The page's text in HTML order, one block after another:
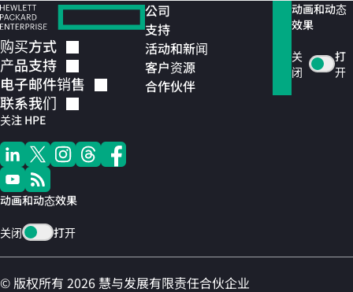
购买方式
产品支持
电子邮件销售
联系我们
关注 HPE
动画和动态效果
关闭 打开
公司
支持
活动和新闻
客户资源
合作伙伴
动画和动态
效果
关
闭
打
开
© 版权所有 2026 慧与发展有限责任合伙企业